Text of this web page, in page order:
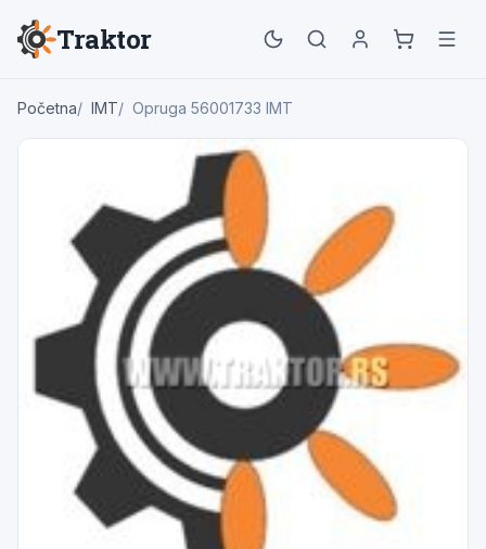
Traktor
Početna IMT Opruga 56001733 IMT